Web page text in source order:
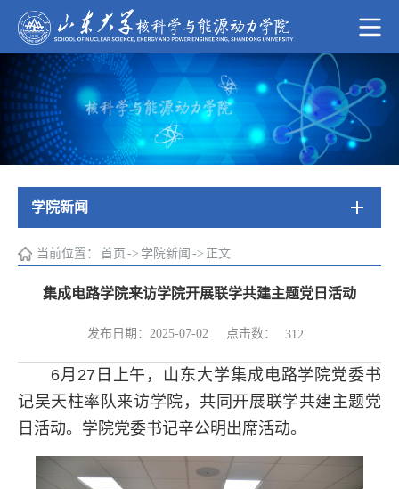
学院新闻
当前位置： 首页 -> 学院新闻 -> 正文
集成电路学院来访学院开展联学共建主题党日活动
发布日期：2025-07-02 点击数： 312
6月27日上午，山东大学集成电路学院党委书
记吴天柱率队来访学院，共同开展联学共建主题党
日活动。学院党委书记辛公明出席活动。